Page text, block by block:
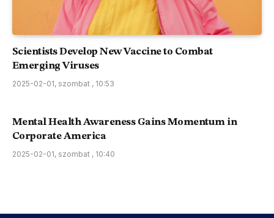
Scientists Develop New Vaccine to Combat
Emerging Viruses
2025-02-01, szombat , 10:53
Mental Health Awareness Gains Momentum in
Corporate America
2025-02-01, szombat , 10:40